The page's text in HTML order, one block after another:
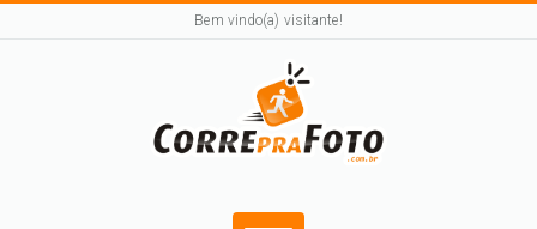
Bem vindo(a) visitante!